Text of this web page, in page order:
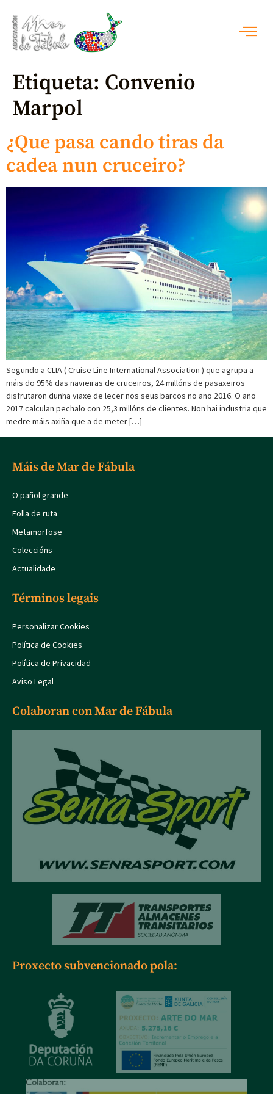
Etiqueta: Convenio
Marpol
¿Que pasa cando tiras da
cadea nun cruceiro?
Segundo a CLIA ( Cruise Line International Association ) que agrupa a
máis do 95% das navieiras de cruceiros, 24 millóns de pasaxeiros
disfrutaron dunha viaxe de lecer nos seus barcos no ano 2016. O ano
2017 calculan pechalo con 25,3 millóns de clientes. Non hai industria que
medre máis axiña que a de meter […]
Máis de Mar de Fábula
O pañol grande
Folla de ruta
Metamorfose
Coleccións
Actualidade
Términos legais
Personalizar Cookies
Política de Cookies
Política de Privacidad
Aviso Legal
Colaboran con Mar de Fábula
Proxecto subvencionado pola: